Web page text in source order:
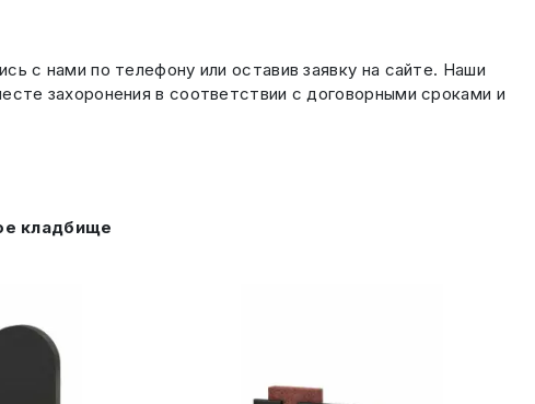
с нами по телефону или оставив заявку на сайте. Наши
захоронения в соответствии с договорными сроками и
кладбище